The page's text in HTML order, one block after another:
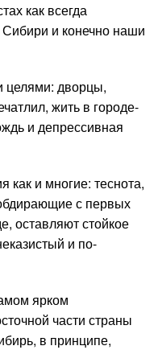
как всегда
и конечно наши
целями: дворцы,
жить в городе-
и депрессивная
как и многие: теснота,
с первых
оставляют стойкое
и по-
ярком
части страны
в принципе,